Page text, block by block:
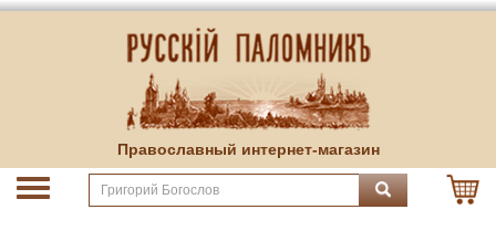
Православный интернет-магазин